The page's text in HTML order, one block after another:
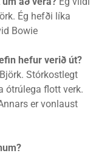
Ég hefði líka
Bowie
hefur verið út?
Stórkostlegt
ótrúlega flott verk.
er vonlaust